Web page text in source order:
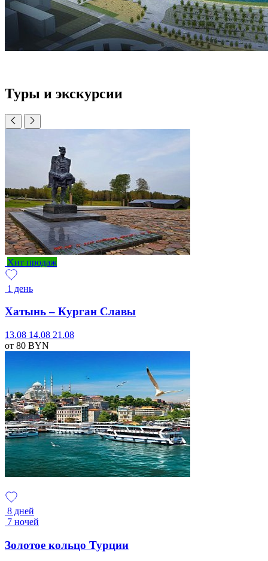
Туры и экскурсии
Хит продаж
1 день
Хатынь – Курган Славы
13.08 14.08 21.08
от 80 BYN
8 дней
7 ночей
Золотое кольцо Турции